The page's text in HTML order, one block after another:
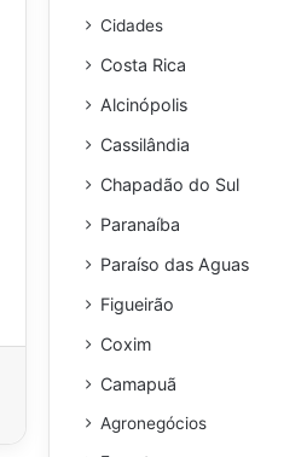
Cidades
Costa Rica
Alcinópolis
Cassilândia
Chapadão do Sul
Paranaíba
Paraíso das Aguas
Figueirão
Coxim
Camapuã
Agronegócios